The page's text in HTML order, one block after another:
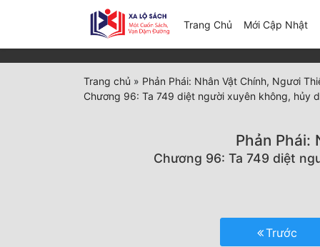
Trang Chủ Mới Cập Nhật
Trang chủ » Phản Phái: Nhân Vật Chính, Ngươi
Chương 96: Ta 749 diệt người xuyên không, hủy
Phản Phái:
Chương 96: Ta 749 diệt
Trước